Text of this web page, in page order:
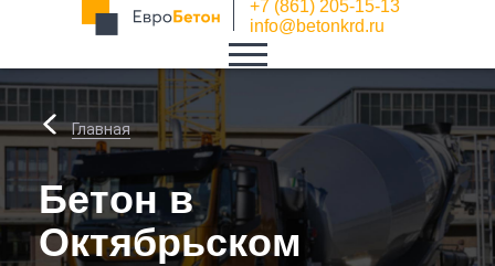
+7 (861) 205-15-13
info@betonkrd.ru
Главная
Бетон в
Октябрьском